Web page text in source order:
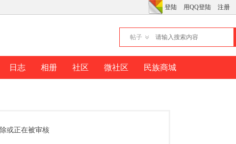
登陆 用QQ登陆 注册
帖子
日志 相册 社区 微社区 民族商城
或正在被审核